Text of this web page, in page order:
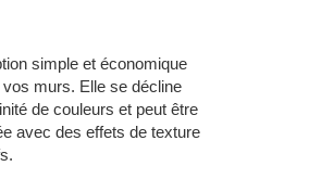
simple et économique
vos murs. Elle se décline
de couleurs et peut être
avec des effets de texture